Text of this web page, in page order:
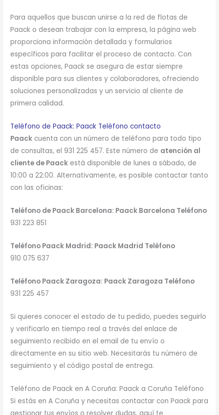
Para aquellos que buscan unirse a la red de flotas de
Paack o desean trabajar con la empresa, la página web
proporciona información detallada y formularios
específicos para facilitar el proceso de contacto. Con
estas opciones, Paack se asegura de estar siempre
disponible para sus clientes y colaboradores, ofreciendo
soluciones personalizadas y un servicio al cliente de
primera calidad.
Teléfono de Paack: Paack Teléfono contacto
Paack cuenta con un número de teléfono para todo tipo
de consultas, el 931 225 457. Este número de atención al
cliente de Paack está disponible de lunes a sábado, de
10:00 a 22:00. Alternativamente, es posible contactar tanto
con las oficinas:
Teléfono de Paack Barcelona: Paack Barcelona Teléfono
931 223 851
Teléfono Paack Madrid: Paack Madrid Teléfono
910 075 637
Teléfono Paack Zaragoza: Paack Zaragoza Teléfono
931 225 457
Si quieres conocer el estado de tu pedido, puedes seguirlo
y verificarlo en tiempo real a través del enlace de
seguimiento recibido en el email de tu envío o
directamente en su sitio web. Necesitarás tu número de
seguimiento y el código postal de entrega.
Teléfono de Paack en A Coruña: Paack a Coruña Teléfono
Si estás en A Coruña y necesitas contactar con Paack para